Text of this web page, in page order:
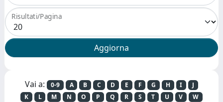
Risultati/Pagina
Vai a: 0-9 A B C D E F G H I
J
K
L M N O P Q R S T U V
W